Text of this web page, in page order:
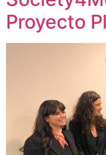
Proyecto